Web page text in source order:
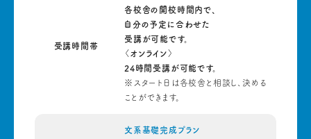
受講時間帯
各校舎の開校時間内で、
自分の予定に合わせた
受講が可能です。
〈オンライン〉
24時間受講が可能です。
※スタート日は各校舎と相談し、決める
ことができます。
文系基礎完成プラン